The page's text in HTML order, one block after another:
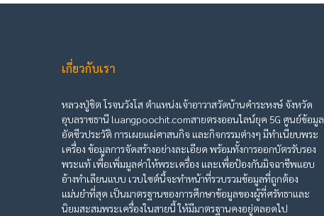
เกี่ยวกับเรา
หลวงปู่ชิต โรจนวังโส ตำแหน่งเจ้าอาวาสวัดบ้านคำระหงษ์ จังหวัด
อุบลราชธานี luangpoochit.comสายตรงออนไลน์ยุค 5G ศูนย์ข้อมูล
อัตชีวประวัติ การเผยแผ่ศาสนกิจ และกิจกรรมต่างๆ มีทำเนียบพระ
เครื่อง ข้อมูลการจัดสร้างอย่างละเอียด พร้อมทั้งการออกบัตรรับรอง
พระแท้ เพื่อเพิ่มมูลค่าให้พระเครื่อง และเพื่อป้องกันมิจฉาชีพแอบ
อ้างทำเลียนแบบ เวบไซต์นี้จะทำหน้าที่รวบรวมข้อมูลที่ถูกต้อง
แม่นยำที่สุด เป็นมาตรฐานของการศึกษาข้อมูลของผู้ที่ศรัทธาและ
นิยมสะสมพระเครื่องในสายนี้ ให้มีมาตรฐานคงอยู่ตลอดไป